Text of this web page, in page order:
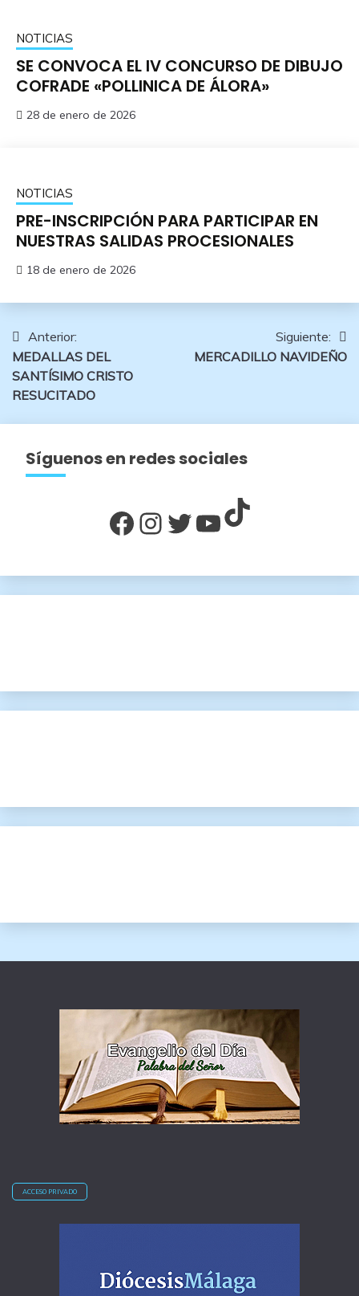
NOTICIAS
SE CONVOCA EL IV CONCURSO DE DIBUJO
COFRADE «POLLINICA DE ÁLORA»
28 de enero de 2026
NOTICIAS
PRE-INSCRIPCIÓN PARA PARTICIPAR EN
NUESTRAS SALIDAS PROCESIONALES
18 de enero de 2026
Navegación
de
entradas
Anterior:
MEDALLAS DEL
SANTÍSIMO CRISTO
RESUCITADO
Siguiente:
MERCADILLO NAVIDEÑO
Síguenos en redes sociales
Facebook
Instagram
Twitter
YouTube
TikTok
ACCESO PRIVADO